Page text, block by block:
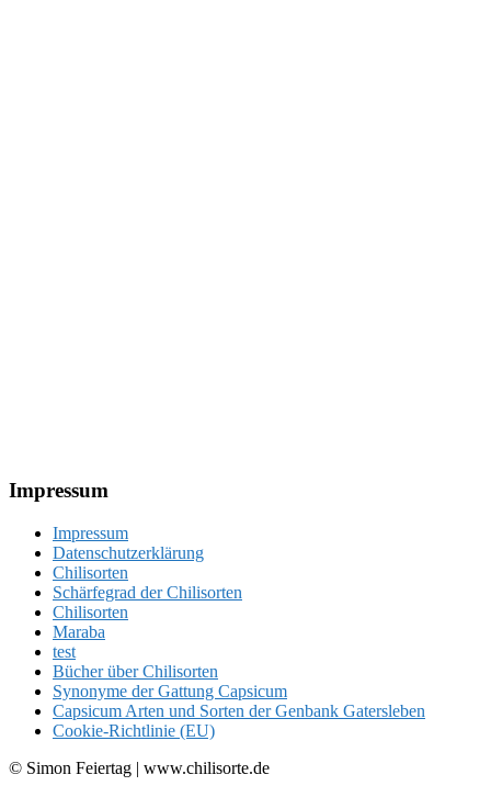
Footer
Impressum
Impressum
Datenschutzerklärung
Chilisorten
Schärfegrad der Chilisorten
Chilisorten
Maraba
test
Bücher über Chilisorten
Synonyme der Gattung Capsicum
Capsicum Arten und Sorten der Genbank Gatersleben
Cookie-Richtlinie (EU)
© Simon Feiertag | www.chilisorte.de